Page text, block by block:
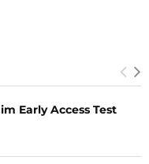
Early Access Test